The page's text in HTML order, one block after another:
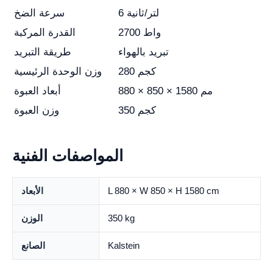
سرعة الضخ
6 لتر/ثانية
القدرة المركبة
2700 واط
طريقة التبريد
تبريد بالهواء
وزن الوحدة الرئيسية
280 كجم
أبعاد العبوة
880 × 850 × 1580 مم
وزن العبوة
350 كجم
المواصفات الفنية
الأبعاد L 880 × W 850 × H 1580 cm
الوزن 350 kg
الصانع Kalstein